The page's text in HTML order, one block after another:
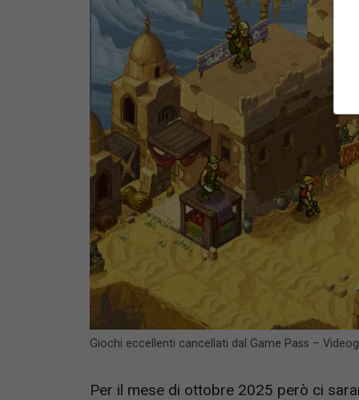
Giochi eccellenti cancellati dal Game Pass –
Per il mese di ottobre 2025 però ci